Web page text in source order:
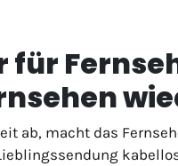
für
ab, macht das